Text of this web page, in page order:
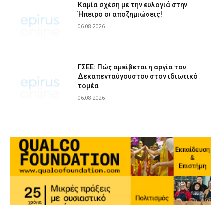
Καμία σχέση με την ευλογιά στην
Ήπειρο οι αποζημιώσεις!
06.08.2026
ΓΣΕΕ: Πώς αμείβεται η αργία του
Δεκαπενταύγουστου στον ιδιωτικό
τομέα
06.08.2026